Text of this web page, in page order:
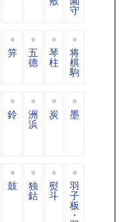
守
笄 五
德
琴
柱
将
棋
駒
鈴 洲
浜
炭 墨
鼓 独
鈷
熨
斗
羽
子
板
・